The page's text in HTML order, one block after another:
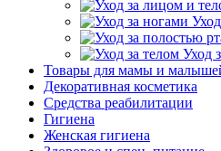
Уход
Товары для мамы и
Декоративная косметика
Средства реабилитации
Гигиена
Женская гигиена